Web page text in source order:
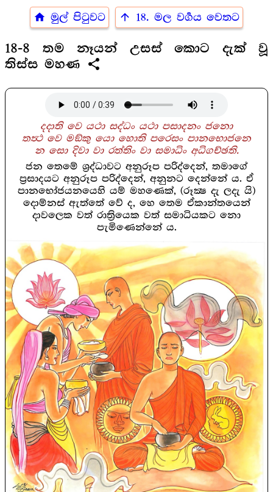
home මුල් පිටුවට arrow_upward 18. මල වර්‍ගය වෙතට
18-8 තම නෑයන් උසස් කොට දැක් වූ
තිස්ස මහණ share
දදාති වෙ යථා සද්ධං යථා පසාදනං ජනො
තත්‍ථ වෙ මඞ්කු යො හොති පරෙසං පානභොජනෙ
න සො දිවා වා රත්තිං වා සමාධිං අධිගච්ඡති.
ජන තෙමේ ශ්‍රද්ධාවට අනුරූප පරිද්දෙන්, තමාගේ
ප්‍රසාදයට අනුරූප පරිද්දෙන්, අනුනට දෙන්නේ ය. ඒ
පානභෝජයනයෙහි යම් මහණෙක්, (රූක්‍ෂ දැ ලදැ යි)
දොම්නස් ඇත්තේ වේ ද, හෙ තෙම ඒකාන්තයෙන්
දාවලෙක වත් රාත්‍රියෙක වත් සමාධියකට නො
පැමිණෙන්නේ ය.